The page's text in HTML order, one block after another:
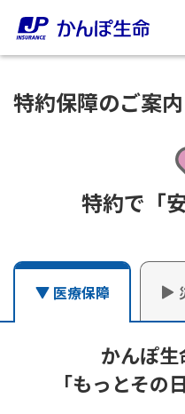
ご契約者さま
ご契約者さま
マイペ
入院保険金・手
保険をご検討中のお
保険をご検討中のお
法人のお客さま
【まずはご相談くだ
ちら
お役立ち情報
特約保障のご案内
特約で「
医療保障
かんぽ
「もっとその